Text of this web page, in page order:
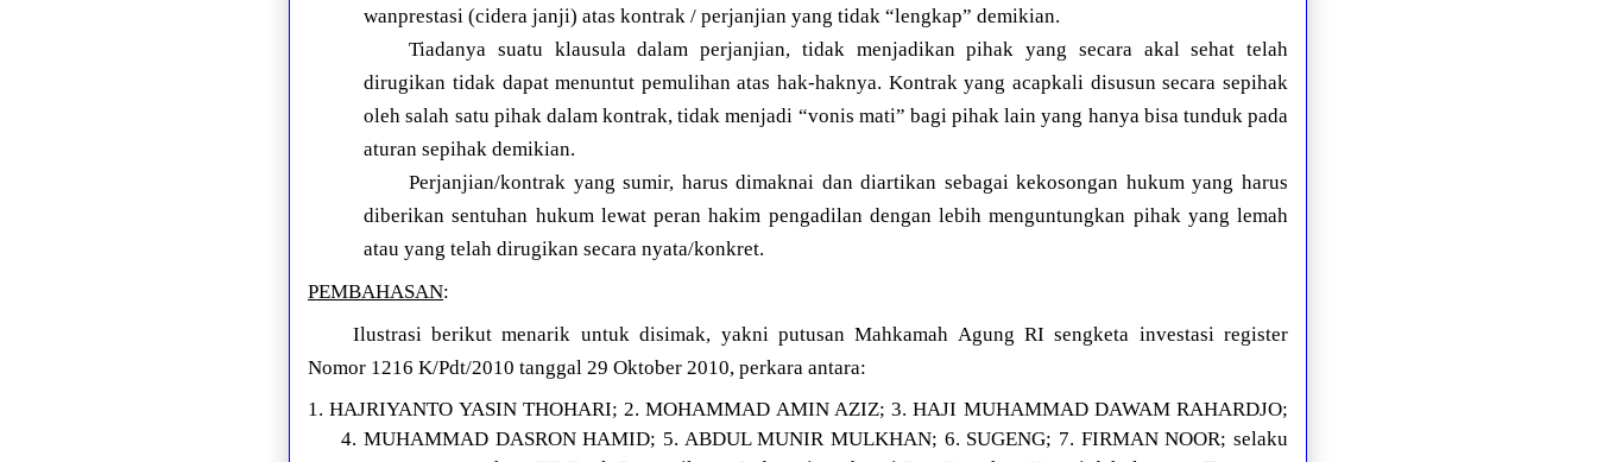
wanprestasi (cidera janji) atas kontrak / perjanjian yang tidak “lengkap” demikian.
Tiadanya suatu klausula dalam perjanjian, tidak menjadikan pihak yang secara akal sehat telah
dirugikan tidak dapat menuntut pemulihan atas hak-haknya. Kontrak yang acapkali disusun secara sepihak
oleh salah satu pihak dalam kontrak, tidak menjadi “vonis mati” bagi pihak lain yang hanya bisa tunduk pada
aturan sepihak demikian.
Perjanjian/kontrak yang sumir, harus dimaknai dan diartikan sebagai kekosongan hukum yang harus
diberikan sentuhan hukum lewat peran hakim pengadilan dengan lebih menguntungkan pihak yang lemah
atau yang telah dirugikan secara nyata/konkret.
PEMBAHASAN:
Ilustrasi berikut menarik untuk disimak, yakni putusan Mahkamah Agung RI sengketa investasi register
Nomor 1216 K/Pdt/2010 tanggal 29 Oktober 2010, perkara antara:
1. HAJRIYANTO YASIN THOHARI; 2. MOHAMMAD AMIN AZIZ; 3. HAJI MUHAMMAD DAWAM RAHARDJO;
4. MUHAMMAD DASRON HAMID; 5. ABDUL MUNIR MULKHAN; 6. SUGENG; 7. FIRMAN NOOR; selaku